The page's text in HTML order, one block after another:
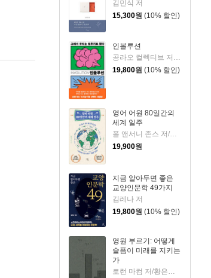
김민식 저
15,300원 (10% 할인)
인볼루션
19,800원 (10% 할인)
영어 어원 80일간의
세계 일주
폴 앤서니 존스 저/고정아 역
19,900원
지금 알아두면 좋은
교양인문학 49가지
김레나 저
19,800원 (10% 할인)
영원 부르기: 어떻게
슬픔이 미래를 지키는
가